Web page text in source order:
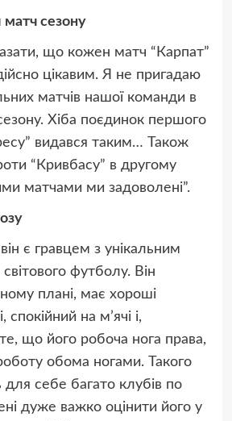
сезону
що кожен матч “Карпат”
цікавим. Я не пригадаю
матчів нашої команди в
сезону. Хіба поєдинок першого
видався таким… Також
“Кривбасу” в другому
матчами ми задоволені”.
є гравцем з унікальним
футболу. Він
плані, має хороші
спокійний на м’ячі і,
що його робоча нога права,
обома ногами. Такого
себе багато клубів по
дуже важко оцінити його у